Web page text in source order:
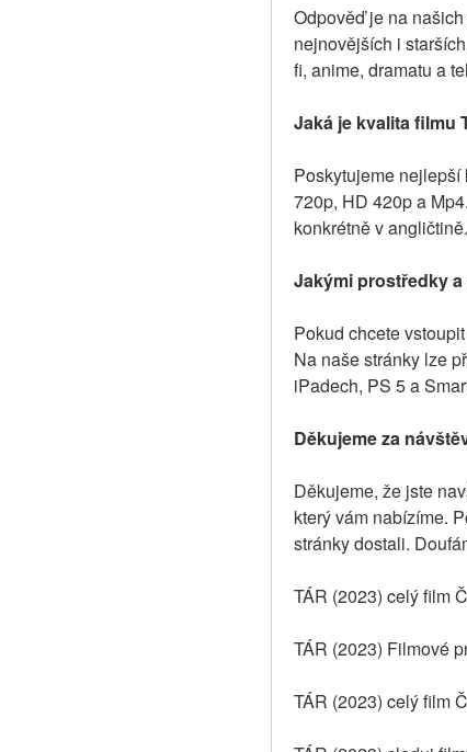
Odpověď je na
nejnovějších i
fi, anime, dramatu a
Jaká je kvalita filmu
Poskytujeme
720p, HD 420p a
konkrétně v
Jakými prostředky
Pokud chcete
Na naše stránky lze
iPadech, PS 5 a
Děkujeme za
Děkujeme, že jste
který vám nabízíme.
stránky dostali.
TÁR (2023) celý film
TÁR (2023) Filmové
TÁR (2023) celý film